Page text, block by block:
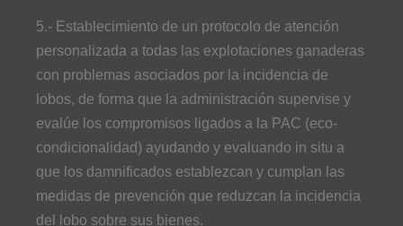
5.- Establecimiento de un protocolo de atención
personalizada a todas las explotaciones ganaderas
con problemas asociados por la incidencia de
lobos, de forma que la administración supervise y
evalúe los compromisos ligados a la PAC (eco-
condicionalidad) ayudando y evaluando in situ a
que los damnificados establezcan y cumplan las
medidas de prevención que reduzcan la incidencia
del lobo sobre sus bienes.